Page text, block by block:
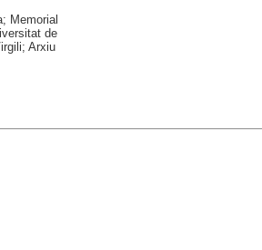
Memorial
de
Arxiu